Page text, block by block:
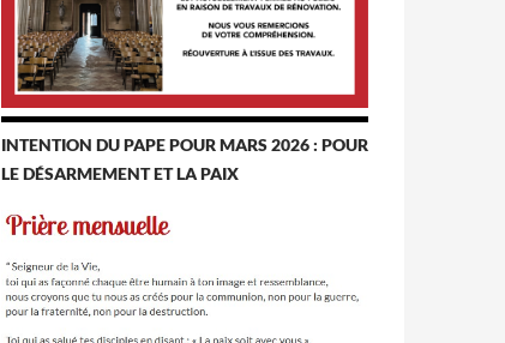
INTENTION DU PAPE POUR MARS 2026 : POUR
LE DÉSARMEMENT ET LA PAIX